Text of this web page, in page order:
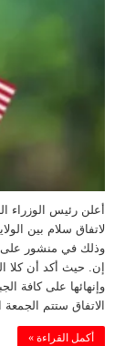
أعلن رئيس الوزراء
لاتفاق سلام بين
وذلك في منشور
إن. حيث أكد أن كلا
وإنهائها على كافة
الاتفاق ستتم الجمعة القادمة-
أكمل القراءة »